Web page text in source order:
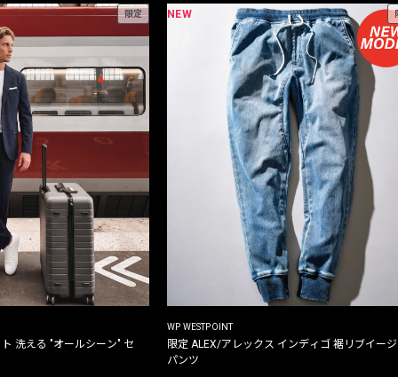
限定
洗える "オールシーン" セ
NEW
WP WESTPOINT
限定 ALEX/アレックス インディゴ 裾リブイー
パンツ